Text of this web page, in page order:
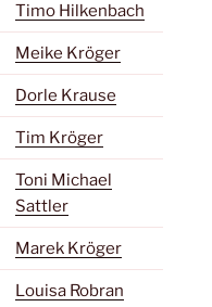
Timo Hilkenbach
Meike Kröger
Dorle Krause
Tim Kröger
Toni Michael
Sattler
Marek Kröger
Louisa Robran